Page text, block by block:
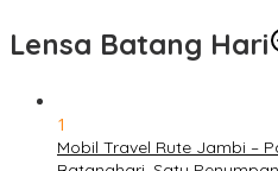
Lensa Batang Hari
1
Mobil Travel Rute Jambi –